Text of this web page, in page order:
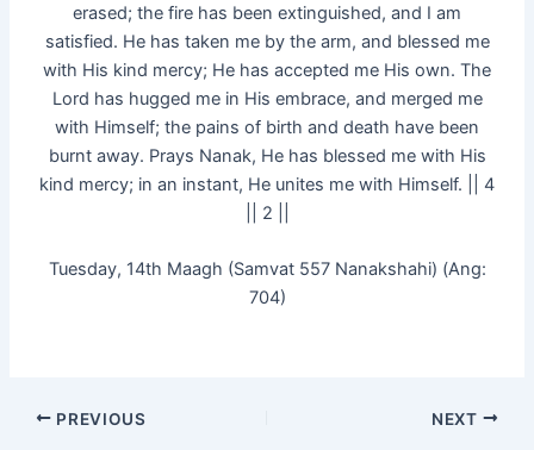
erased; the fire has been extinguished, and I am
satisfied. He has taken me by the arm, and blessed me
with His kind mercy; He has accepted me His own. The
Lord has hugged me in His embrace, and merged me
with Himself; the pains of birth and death have been
burnt away. Prays Nanak, He has blessed me with His
kind mercy; in an instant, He unites me with Himself. || 4
|| 2 ||
Tuesday, 14th Maagh (Samvat 557 Nanakshahi) (Ang:
704)
PREVIOUS NEXT